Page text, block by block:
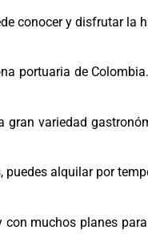
conocer y disfrutar la
portuaria de
gran variedad
puedes alquilar por
con muchos planes